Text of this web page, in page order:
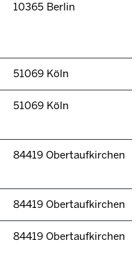
10365 Berlin
51069 Köln
51069 Köln
84419 Obertaufkirchen
84419 Obertaufkirchen
84419 Obertaufkirchen